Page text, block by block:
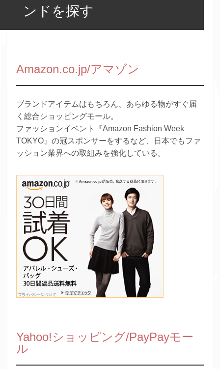
ンドを探す
Amazon.co.jp/アマゾン
ブランドアイテムはもちろん、あらゆる物がすぐ届
く総合ショッピングモール。
ファッションイベント『Amazon Fashion Week
TOKYO』の冠スポンサーをするなど、日本でもファ
ッション業界への取組みを強化している。
Yahoo!ショッピング/PayPayモー
ル